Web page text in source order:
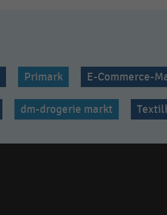
Primark E-Commerce-
dm-drogerie markt